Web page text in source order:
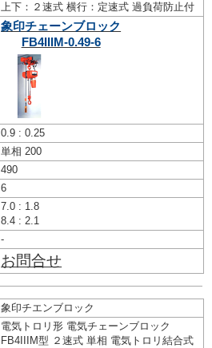
上下：２速式 横行：定速式 過負荷防止付
象印チェーンブロック
FB4IIIM-0.49-6
0.9 : 0.25
単相 200
490
6
7.0 : 1.8
8.4 : 2.1
-
お問合せ
象印チエンブロック
電気トロリ形 電気チェーンブロック
FB4IIIM型 ２速式 単相 電気トロリ結合式